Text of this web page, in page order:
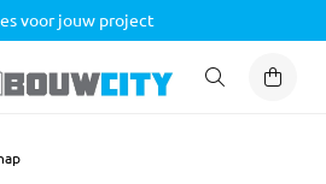
voor jouw project